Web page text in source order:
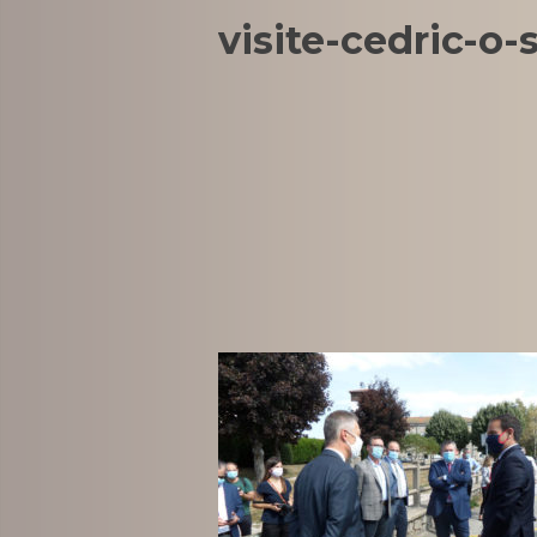
visite-cedric-o-